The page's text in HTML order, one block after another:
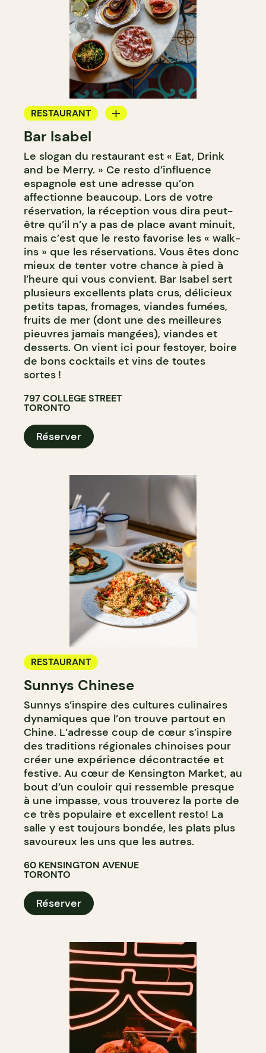
RESTAURANT
BAR À VIN
BAR À COCKTAIL
Bar Isabel
Le slogan du restaurant est « Eat, Drink
and be Merry. » Ce resto d’influence
espagnole est une adresse qu’on
affectionne beaucoup. Lors de votre
réservation, la réception vous dira peut-
être qu’il n’y a pas de place avant minuit,
mais c’est que le resto favorise les « walk-
ins » que les réservations. Vous êtes donc
mieux de tenter votre chance à pied à
l’heure qui vous convient. Bar Isabel sert
plusieurs excellents plats crus, délicieux
petits tapas, fromages, viandes fumées,
fruits de mer (dont une des meilleures
pieuvres jamais mangées), viandes et
desserts. On vient ici pour festoyer, boire
de bons cocktails et vins de toutes
sortes !
797 COLLEGE STREET
TORONTO
Réserver
RESTAURANT
Sunnys Chinese
Sunnys s’inspire des cultures culinaires
dynamiques que l’on trouve partout en
Chine. L’adresse coup de cœur s’inspire
des traditions régionales chinoises pour
créer une expérience décontractée et
festive. Au cœur de Kensington Market, au
bout d’un couloir qui ressemble presque
à une impasse, vous trouverez la porte de
ce très populaire et excellent resto! La
salle y est toujours bondée, les plats plus
savoureux les uns que les autres.
60 KENSINGTON AVENUE
TORONTO
Réserver